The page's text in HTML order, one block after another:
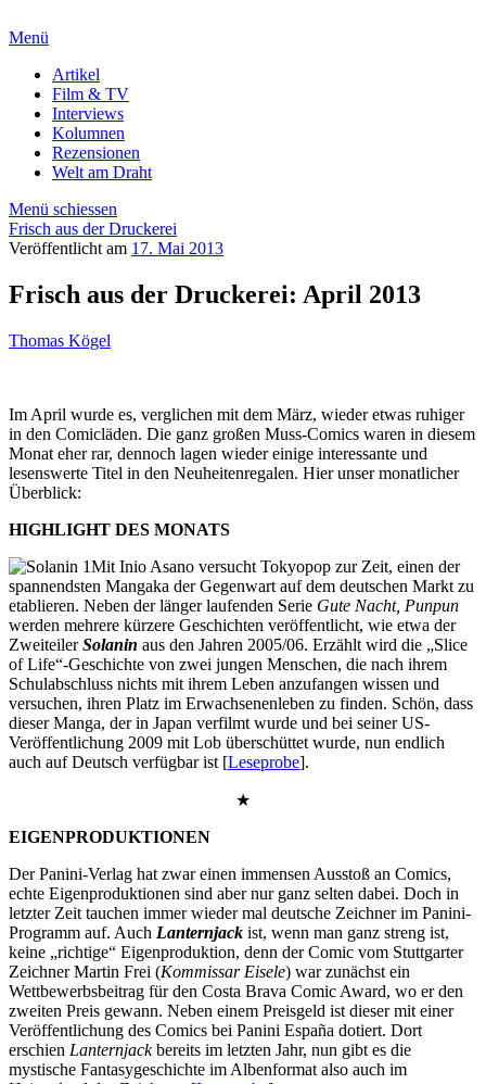
Menü
Artikel
Film & TV
Interviews
Kolumnen
Rezensionen
Welt am Draht
Menü schiessen
Frisch aus der Druckerei
Veröffentlicht am 17. Mai 2013
Frisch aus der Druckerei: April 2013
Thomas Kögel
Im April wurde es, verglichen mit dem März, wieder etwas ruhiger
in den Comicläden. Die ganz großen Muss-Comics waren in diesem
Monat eher rar, dennoch lagen wieder einige interessante und
lesenswerte Titel in den Neuheitenregalen. Hier unser monatlicher
Überblick:
HIGHLIGHT DES MONATS
Mit Inio Asano versucht Tokyopop zur Zeit, einen der
spannendsten Mangaka der Gegenwart auf dem deutschen Markt zu
etablieren. Neben der länger laufenden Serie Gute Nacht, Punpun
werden mehrere kürzere Geschichten veröffentlicht, wie etwa der
ZweiteilerSolanin aus den Jahren 2005/06. Erzählt wird die „Slice
of Life“-Geschichte von zwei jungen Menschen, die nach ihrem
Schulabschluss nichts mit ihrem Leben anzufangen wissen und
versuchen, ihren Platz im Erwachsenenleben zu finden. Schön, dass
dieser Manga, der in Japan verfilmt wurde und bei seiner US-
Veröffentlichung 2009 mit Lob überschüttet wurde, nun endlich
auch auf Deutsch verfügbar ist [Leseprobe].
★
EIGENPRODUKTIONEN
Der Panini-Verlag hat zwar einen immensen Ausstoß an Comics,
echte Eigenproduktionen sind aber nur ganz selten dabei. Doch in
letzter Zeit tauchen immer wieder mal deutsche Zeichner im Panini-
Programm auf. Auch Lanternjack ist, wenn man ganz streng ist,
keine „richtige“ Eigenproduktion, denn der Comic vom Stuttgarter
Zeichner Martin Frei (Kommissar Eisele) war zunächst ein
Wettbewerbsbeitrag für den Costa Brava Comic Award, wo er den
zweiten Preis gewann. Neben einem Preisgeld ist dieser mit einer
Veröffentlichung des Comics bei Panini España dotiert. Dort
erschien Lanternjackbereits im letzten Jahr, nun gibt es die
mystische Fantasygeschichte im Albenformat also auch im